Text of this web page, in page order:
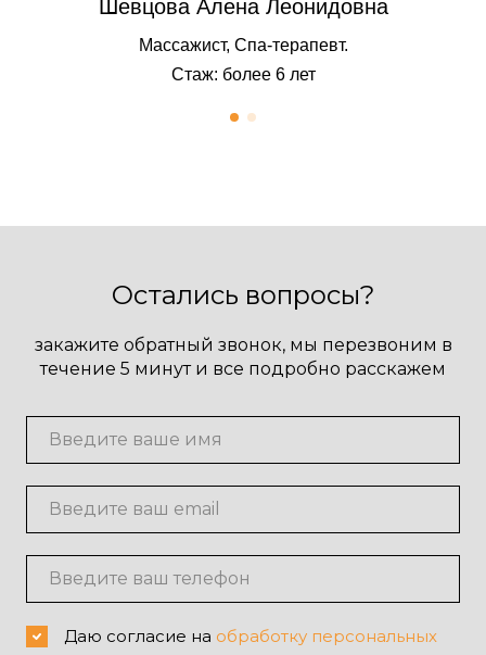
Шевцова Алена Леонидовна
Массажист, Спа-терапевт.
Стаж: более 6 лет
Остались вопросы?
закажите обратный звонок, мы перезвоним в
течение 5 минут и все подробно расскажем
Даю согласие на обработку персональных